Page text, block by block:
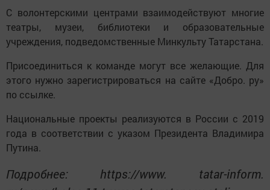
С волонтерскими центрами взаимодействуют многие
театры, музеи, библиотеки и образовательные
учреждения, подведомственные Минкульту Татарстана.
Присоединиться к команде могут все желающие. Для
этого нужно зарегистрироваться на сайте «Добро. ру»
по ссылке.
Национальные проекты реализуются в России с 2019
года в соответствии с указом Президента Владимира
Путина.
Подробнее: https://www. tatar-inform.